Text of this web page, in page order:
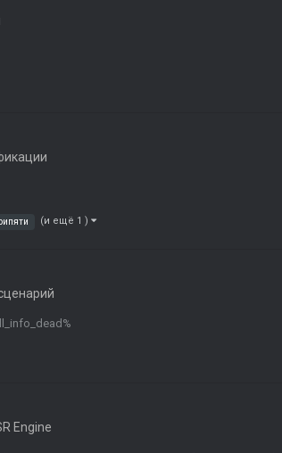
(и ещё 1 )
Engine